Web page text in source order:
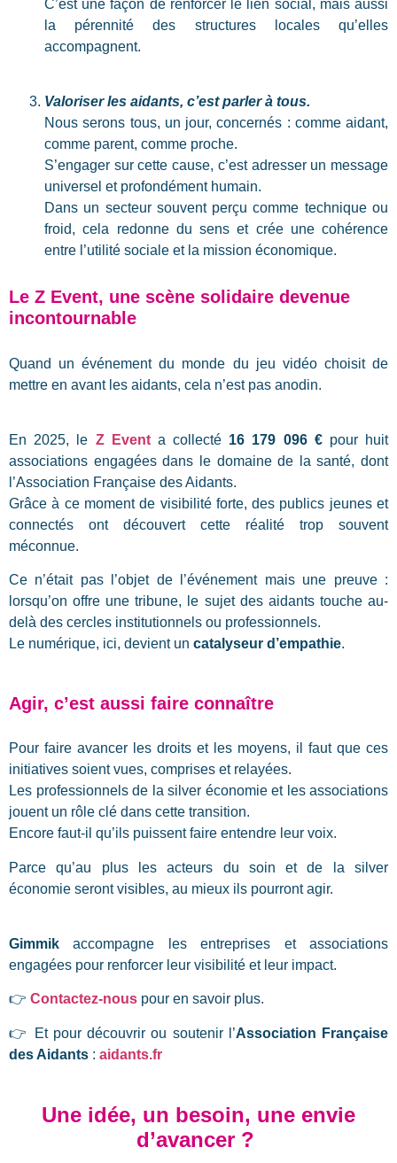
C’est une façon de renforcer le lien social, mais aussi
la pérennité des structures locales qu’elles
accompagnent.
Valoriser les aidants, c’est parler à tous.
Nous serons tous, un jour, concernés : comme aidant,
comme parent, comme proche.
S’engager sur cette cause, c’est adresser un message
universel et profondément humain.
Dans un secteur souvent perçu comme technique ou
froid, cela redonne du sens et crée une cohérence
entre l’utilité sociale et la mission économique.
Le Z Event, une scène solidaire devenue
incontournable
Quand un événement du monde du jeu vidéo choisit de
mettre en avant les aidants, cela n’est pas anodin.
En 2025, le Z Eventa collecté 16 179 096 €pour huit
associations engagées dans le domaine de la santé, dont
l’Association Française des Aidants.
Grâce à ce moment de visibilité forte, des publics jeunes et
connectés ont découvert cette réalité trop souvent
méconnue.
Ce n’était pas l’objet de l’événement mais une preuve :
lorsqu’on offre une tribune, le sujet des aidants touche au-
delà des cercles institutionnels ou professionnels.
Le numérique, ici, devient un catalyseur d’empathie.
Agir, c’est aussi faire connaître
Pour faire avancer les droits et les moyens, il faut que ces
initiatives soient vues, comprises et relayées.
Les professionnels de la silver économie et les associations
jouent un rôle clé dans cette transition.
Encore faut-il qu’ils puissent faire entendre leur voix.
Parce qu’au plus les acteurs du soin et de la silver
économie seront visibles, au mieux ils pourront agir.
Gimmik accompagne les entreprises et associations
engagées pour renforcer leur visibilité et leur impact.
👉 Contactez-nous pour en savoir plus.
👉 Et pour découvrir ou soutenir l’Association Française
des Aidants : aidants.fr
Une idée, un besoin, une envie
d’avancer ?